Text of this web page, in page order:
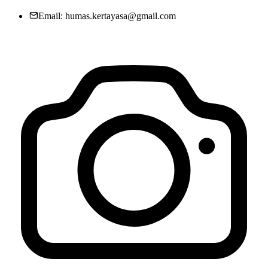
Email: humas.kertayasa@gmail.com